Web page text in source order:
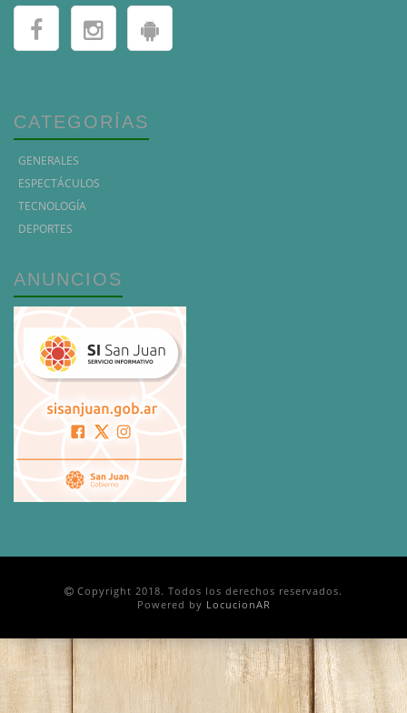
CATEGORÍAS
GENERALES
ESPECTÁCULOS
TECNOLOGÍA
DEPORTES
ANUNCIOS
Copyright 2018. Todos los derechos reservados.
Powered by LocucionAR